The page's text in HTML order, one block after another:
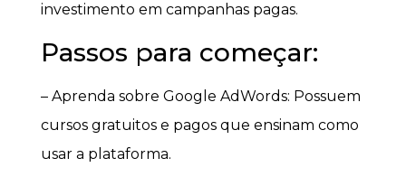
investimento em campanhas pagas.
Passos para começar:
– Aprenda sobre Google AdWords: Possuem
cursos gratuitos e pagos que ensinam como
usar a plataforma.